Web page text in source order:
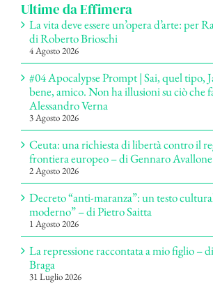
Ultime da Effimera
La vita deve essere un’opera d’arte: per
di Roberto Brioschi
4 Agosto 2026
#04 Apocalypse Prompt | Sai, quel tipo,
bene, amico. Non ha illusioni su ciò che
Alessandro Verna
3 Agosto 2026
Ceuta: una richiesta di libertà contro il
frontiera europeo – di Gennaro Avallone
2 Agosto 2026
Decreto “anti-maranza”: un testo
moderno” – di Pietro Saitta
1 Agosto 2026
La repressione raccontata a mio figlio –
Braga
31 Luglio 2026